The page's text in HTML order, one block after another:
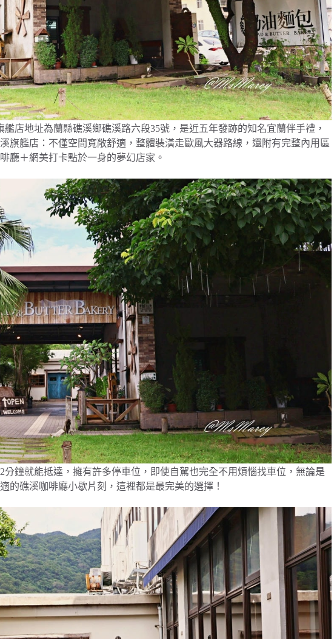
艦店地址為蘭縣礁溪鄉礁溪路六段35號，是近五年發跡的知名宜蘭伴手禮，
旗艦店：不僅空間寬敞舒適，整體裝潢走歐風大器路線，還附有完整內用區
廳＋網美打卡點於一身的夢幻店家。
鐘就能抵達，擁有許多停車位，即使自駕也完全不用煩惱找車位，無論是
的礁溪咖啡廳小歇片刻，這裡都是最完美的選擇！